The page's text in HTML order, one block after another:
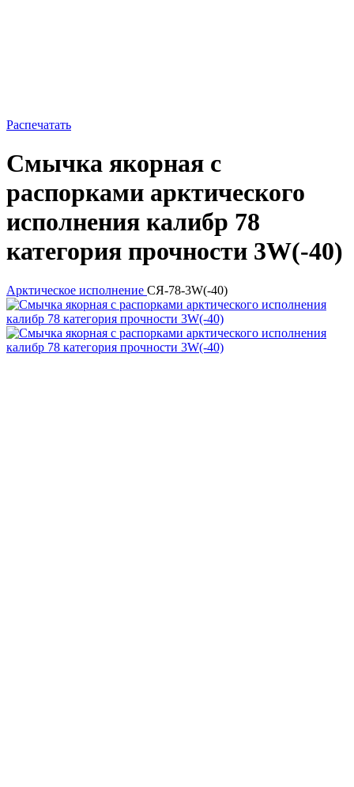
Распечатать
Смычка якорная с
распорками арктического
исполнения калибр 78
категория прочности 3W(-40)
Арктическое исполнение СЯ-78-3W(-40)